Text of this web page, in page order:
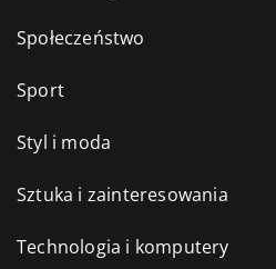
Społeczeństwo
Sport
Styl i moda
Sztuka i zainteresowania
Technologia i komputery